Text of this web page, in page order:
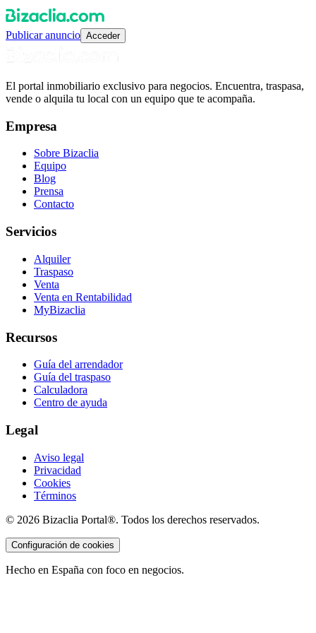
Publicar anuncio Acceder
El portal inmobiliario exclusivo para negocios. Encuentra, traspasa,
vende o alquila tu local con un equipo que te acompaña.
Empresa
Sobre Bizaclia
Equipo
Blog
Prensa
Contacto
Servicios
Alquiler
Traspaso
Venta
Venta en Rentabilidad
MyBizaclia
Recursos
Guía del arrendador
Guía del traspaso
Calculadora
Centro de ayuda
Legal
Aviso legal
Privacidad
Cookies
Términos
© 2026 Bizaclia Portal®. Todos los derechos reservados.
Configuración de cookies
Hecho en España con foco en negocios.